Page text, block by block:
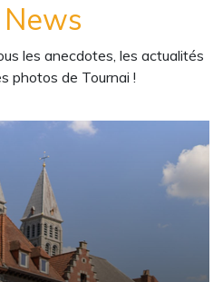
News
les anecdotes, les actualités
photos de Tournai !